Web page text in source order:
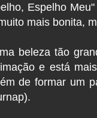
Espelho
mais bonita,
beleza tão
e está
de formar um